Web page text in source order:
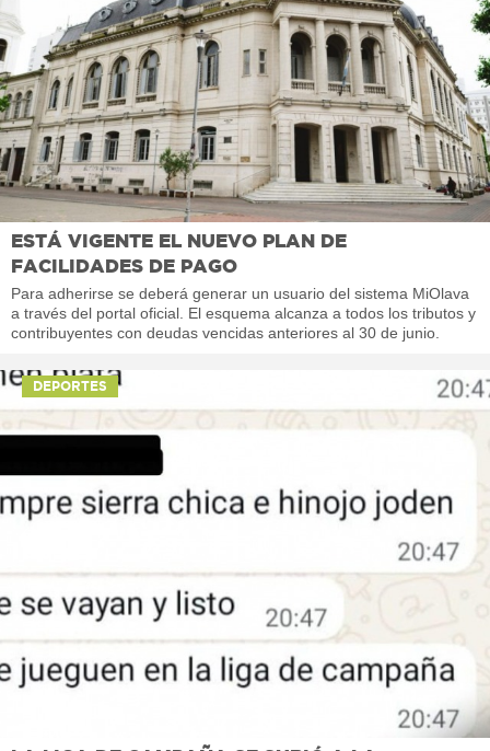
ESTÁ VIGENTE EL NUEVO PLAN DE
FACILIDADES DE PAGO
Para adherirse se deberá generar un usuario del sistema MiOlava
a través del portal oficial. El esquema alcanza a todos los tributos y
contribuyentes con deudas vencidas anteriores al 30 de junio.
DEPORTES